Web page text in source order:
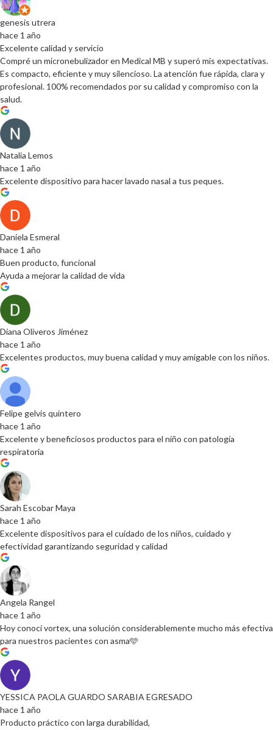
genesis utrera
hace 1 año
Excelente calidad y servicio
Compré un micronebulizador en Medical MB y superó mis expectativas.
Es compacto, eficiente y muy silencioso. La atención fue rápida, clara y
profesional. 100% recomendados por su calidad y compromiso con la
salud.
Natalia Lemos
hace 1 año
Excelente dispositivo para hacer lavado nasal a tus peques.
Daniela Esmeral
hace 1 año
Buen producto, funcional
Ayuda a mejorar la calidad de vida
Diana Oliveros Jiménez
hace 1 año
Excelentes productos, muy buena calidad y muy amigable con los niños.
Felipe gelvis quintero
hace 1 año
Excelente y beneficiosos productos para el niño con patología
respiratoria
Sarah Escobar Maya
hace 1 año
Excelente dispositivos para el cuidado de los niños, cuidado y
efectividad garantizando seguridad y calidad
Angela Rangel
hace 1 año
Hoy conocí vortex, una solución considerablemente mucho más efectiva
para nuestros pacientes con asma🩵
YESSICA PAOLA GUARDO SARABIA EGRESADO
hace 1 año
Producto práctico con larga durabilidad,